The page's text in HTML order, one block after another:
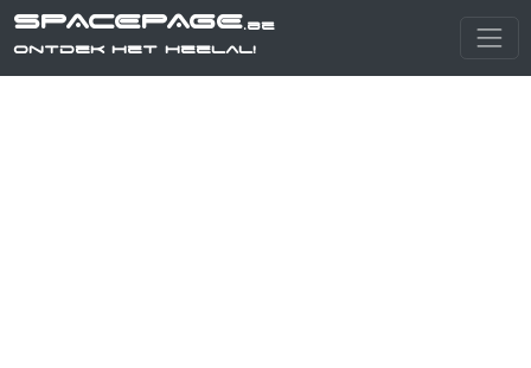
SPACEPAGE.be
Ontdek het heelal!